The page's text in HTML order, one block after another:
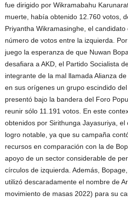
fue dirigido por Wikramabahu
muerte, había obtenido 12.760 votos,
Priyantha Wikramasinghe, el candidato
número de votos entre la izquierda.
juego la esperanza de que Nuwan
desafiara a AKD, el Partido Socialista
integrante de la mal llamada Alianza
en sus orígenes un grupo escindido
presentó bajo la bandera del Foro
reunir sólo 11.191 votos. En este
obtenidos por Sirithunga Jayasuriya, el
logro notable, ya que su campaña
recursos en comparación con la de
apoyo de un sector considerable de
círculos de izquierda. Además,
utilizó descaradamente el nombre de
movimiento de masas 2022) para su